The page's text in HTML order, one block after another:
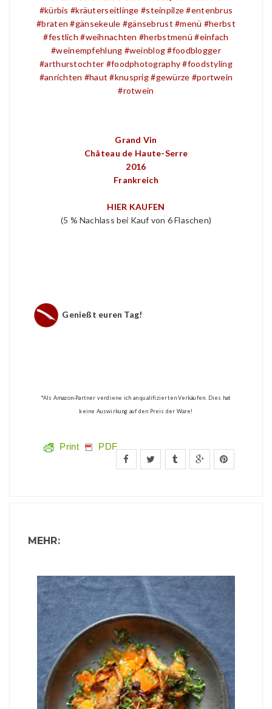
Grand Vin
Château de Haute-Serre
2016
Frankreich
HIER KAUFEN
(5 % Nachlass bei Kauf von 6 Flaschen)
Genießt euren Tag!
*Als Amazon-Partner verdiene ich an qualifizierten Verkäufen. Dies hat
keine Auswirkung auf den Preis der Ware!
Print PDF
MEHR: